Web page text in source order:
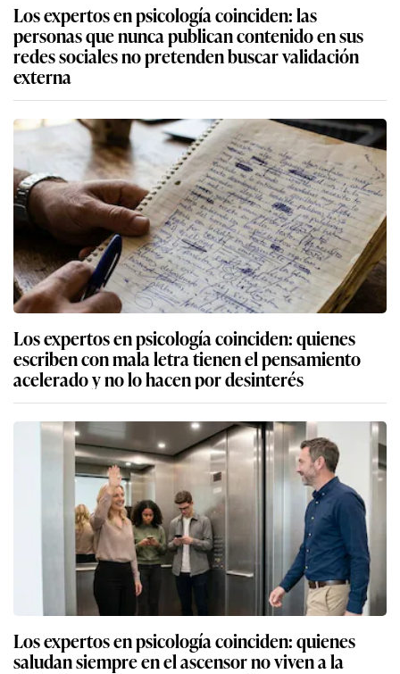
Los expertos en psicología coinciden: las
personas que nunca publican contenido en sus
redes sociales no pretenden buscar validación
externa
Los expertos en psicología coinciden: quienes
escriben con mala letra tienen el pensamiento
acelerado y no lo hacen por desinterés
Los expertos en psicología coinciden: quienes
saludan siempre en el ascensor no viven a la